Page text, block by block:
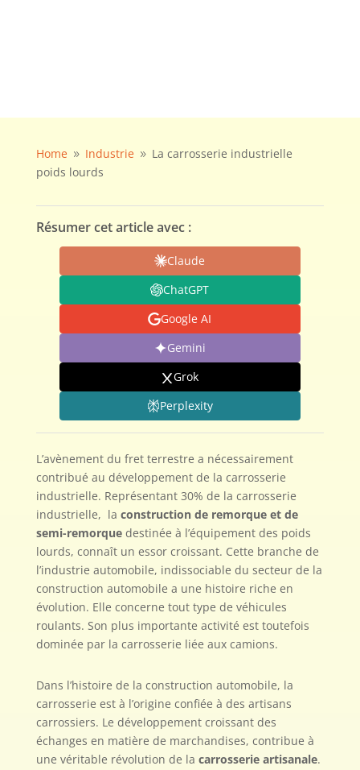
Home 9 Industrie 9 La carrosserie industrielle
poids lourds
Résumer cet article avec :
Claude
ChatGPT
Google AI
Gemini
Grok
Perplexity
L’avènement du fret terrestre a nécessairement
contribué au développement de la carrosserie
industrielle. Représentant 30% de la carrosserie
industrielle, la construction de remorque et de
semi-remorquedestinée à l’équipement des poids
lourds, connaît un essor croissant. Cette branche de
l’industrie automobile, indissociable du secteur de la
construction automobile a une histoire riche en
évolution. Elle concerne tout type de véhicules
roulants. Son plus importante activité est toutefois
dominée par la carrosserie liée aux camions.
Dans l’histoire de la construction automobile, la
carrosserie est à l’origine confiée à des artisans
carrossiers. Le développement croissant des
échanges en matière de marchandises, contribue à
une véritable révolution de la carrosserie artisanale.